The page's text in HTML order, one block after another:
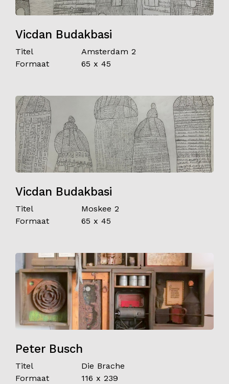
Vicdan Budakbasi
Titel
Amsterdam 2
Formaat
65 x 45
Vicdan Budakbasi
Titel
Moskee 2
Formaat
65 x 45
Peter Busch
Titel
Die Brache
Formaat
116 x 239